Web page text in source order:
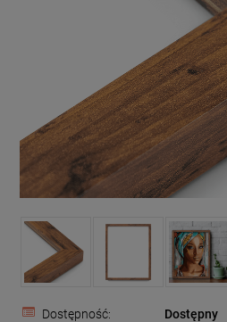
Dostępność:
Dostępny